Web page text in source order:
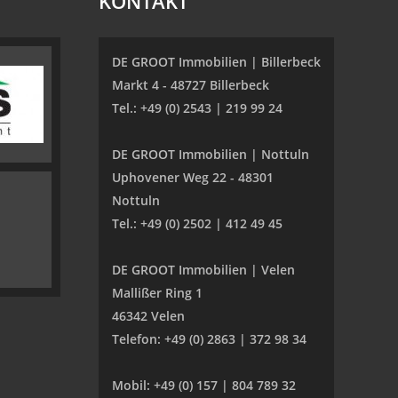
DE GROOT Immobilien | Billerbeck
Markt 4 - 48727 Billerbeck
Tel.: +49 (0) 2543 | 219 99 24
DE GROOT Immobilien | Nottuln
Uphovener Weg 22 - 48301
Nottuln
Tel.: +49 (0) 2502 | 412 49 45
DE GROOT Immobilien | Velen
Mallißer Ring 1
46342 Velen
Telefon: +49 (0) 2863 | 372 98 34
Mobil: +49 (0) 157 | 804 789 32